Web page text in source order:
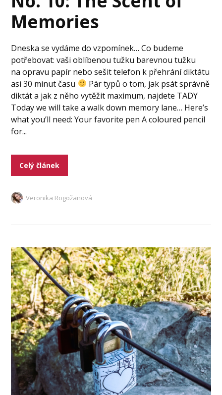
Memories
Dneska se vydáme do vzpomínek… Co budeme
potřebovat: vaši oblíbenou tužku barevnou tužku
na opravu papír nebo sešit telefon k přehrání diktátu
asi 30 minut času
Pár typů o tom, jak psát správně
diktát a jak z něho vytěžit maximum, najdete TADY
Today we will take a walk down memory lane… Here’s
what you’ll need: Your favorite pen A coloured pencil
for...
Celý článek
Veronika Rogožanová